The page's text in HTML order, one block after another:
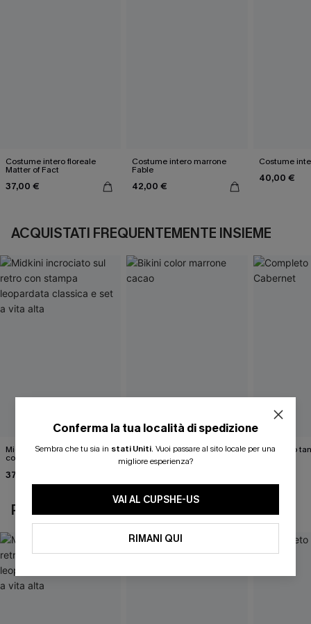
Costume intero floreale
Matter of Fact
37,00 €
Costume intero marrone
Fable
42,00 €
Costume
40,00 €
ACQUISTATI FREQUENTEMENTE INSIEME
Midkini incrociato sul retro
con stampa leopardata
37,00 €
Bikini color marrone cacao
40,00 €
Completo
POTREBBE INTERESSARTI ANCHE
Conferma la tua località di spedizione
Sembra che tu sia in stati Uniti. Vuoi passare al sito locale per una
migliore esperienza?
VAI AL CUPSHE-US
RIMANI QUI